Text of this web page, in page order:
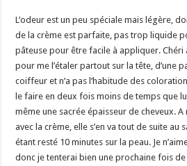
L’odeur est un peu spéciale mais légère,
de la crème est parfaite, pas trop liquide
pâteuse pour être facile à appliquer.
pour me l’étaler partout sur la tête, d’une
coiffeur et n’a pas l’habitude des
le faire en deux fois moins de temps que
même une sacrée épaisseur de cheveux. A
avec la crème, elle s’en va tout de suite au
étant resté 10 minutes sur la peau. Je
donc je tenterai bien une prochaine fois